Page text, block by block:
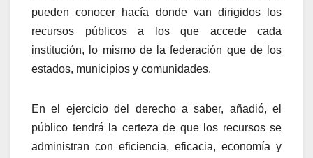
pueden conocer hacía donde van dirigidos los
recursos públicos a los que accede cada
institución, lo mismo de la federación que de los
estados, municipios y comunidades.
En el ejercicio del derecho a saber, añadió, el
público tendrá la certeza de que los recursos se
administran con eficiencia, eficacia, economía y